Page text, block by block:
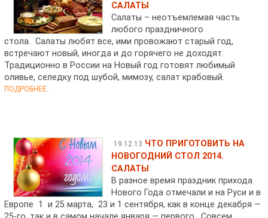
САЛАТЫ
Салаты – неотъемлемая часть
любого праздничного
стола. Салаты любят все, ими провожают старый год,
встречают новый, иногда и до горячего не доходят.
Традиционно в России на Новый год готовят любимый
оливье, селедку под шубой, мимозу, салат крабовый.
ПОДРОБНЕЕ...
19.12.13 ЧТО ПРИГОТОВИТЬ НА
НОВОГОДНИЙ СТОЛ 2014.
САЛАТЫ
В разное время праздник прихода
Нового Года отмечали и на Руси и в
Европе 1 и 25 марта, 23 и 1 сентября, как в конце декабря —